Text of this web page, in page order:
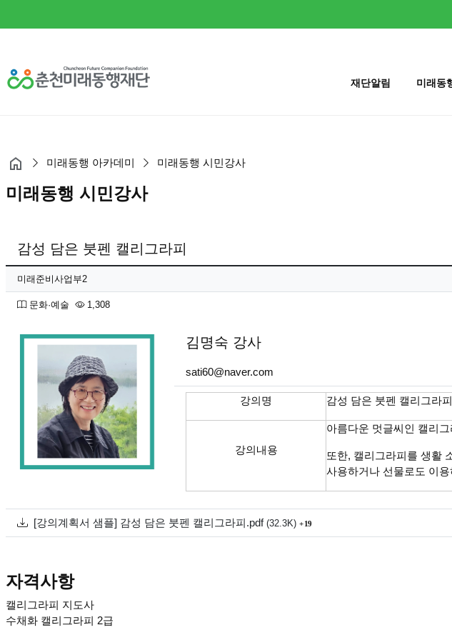
재단알림 미래동
미래동행 아카데미 미래동행 시민강사
미래동행 시민강사
감성 담은 붓펜 캘리그라피
페이지 정보
작성자
미래준비사업부2
분류
문화·예술 1,308조회
본문 김명숙 강사
sati60@naver.com
강의명 감성 담은 붓펜 캘리그라피
강의내용
아름다운 멋글씨인 캘리
또한, 캘리그라피를 생활
사용하거나 선물로도 이
첨부
[강의계획서 샘플] 감성 담은 붓펜 캘리그라피.pdf파일크기
(32.3K) 19회 다운로드
자격사항
캘리그라피 지도사
수채화 캘리그라피 2급